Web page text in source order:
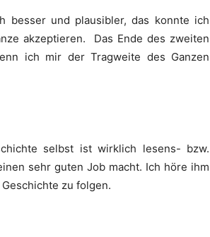
besser und plausibler, das konnte ich
akzeptieren. Das Ende des zweiten
ich mir der Tragweite des Ganzen
selbst ist wirklich lesens- bzw.
sehr guten Job macht. Ich höre ihm
zu folgen.